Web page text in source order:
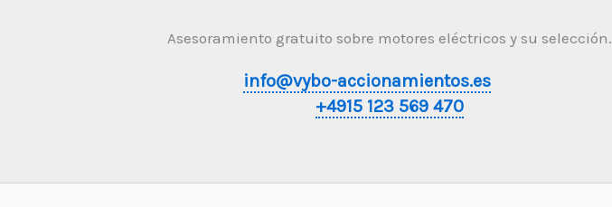
Asesoramiento gratuito sobre motores eléctricos y su selección.
info@vybo-accionamientos.es
+4915 123 569 470